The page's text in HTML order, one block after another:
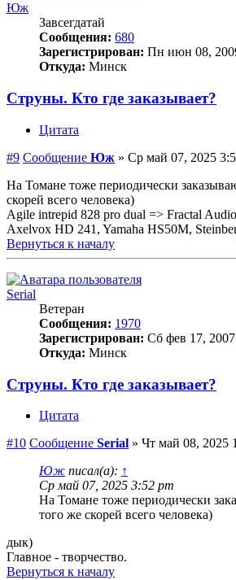
Юж
Завсегдатай
Сообщения: 680
Зарегистрирован: Пн июн 08,
Откуда: Минск
Струны. Кто где заказывает?
Цитата
#9 Сообщение Юж » Ср май 07, 2025
На Томане тоже периодически
скорей всего человека)
Agile intrepid 828 pro dual => Fractal
Axelvox HD 241, Yamaha HS50M,
Вернуться к началу
Serial
Ветеран
Сообщения: 1970
Зарегистрирован: Сб фев 17,
Откуда: Минск
Струны. Кто где заказывает?
Цитата
#10 Сообщение Serial » Чт май 08, 2025
Юж писал(а): ↑
Ср май 07, 2025 3:52 pm
На Томане тоже периодически
того же скорей всего человека)
дык)
Главное - творчество.
Вернуться к началу